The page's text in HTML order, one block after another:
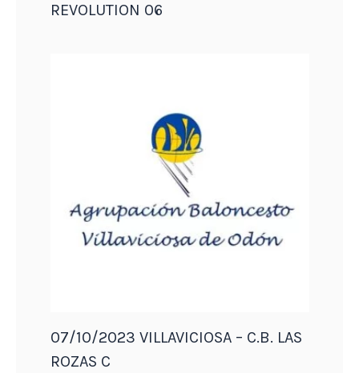
REVOLUTION 06
07/10/2023 VILLAVICIOSA – C.B. LAS
ROZAS C